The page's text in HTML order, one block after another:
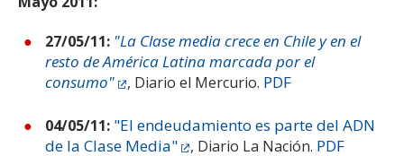
27/05/11: "La Clase media crece en Chile y en el
resto de América Latina marcada por el
consumo"
, Diario el Mercurio. PDF
04/05/11: "El endeudamiento es parte del ADN
de la Clase Media"
, Diario La Nación. PDF